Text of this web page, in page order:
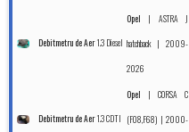
Debitmetru de Aer1.3 Diesel
Opel | ASTRA J
hatchback| 2009-
2026
Debitmetru de Aer1.3 CDTI
Opel |CORSA C
(F08,F68) | 2000-